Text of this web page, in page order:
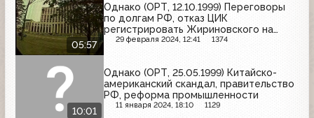
05:57
Однако (ОРТ, 12.10.1999) Переговоры
по долгам РФ, отказ ЦИК
регистрировать Жириновского на
выборах
29 февраля 2024, 12:41 1374
10:01
Однако (ОРТ, 25.05.1999) Китайско-
американский скандал, правительство
РФ, реформа промышленности
11 января 2024, 18:10 1129